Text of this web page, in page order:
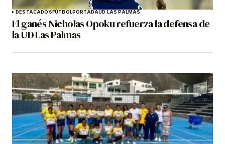
DESTACADOSFÚTBOLPORTADAUD LAS PALMAS
El ganés Nicholas Opoku refuerza la defensa de
la UD Las Palmas